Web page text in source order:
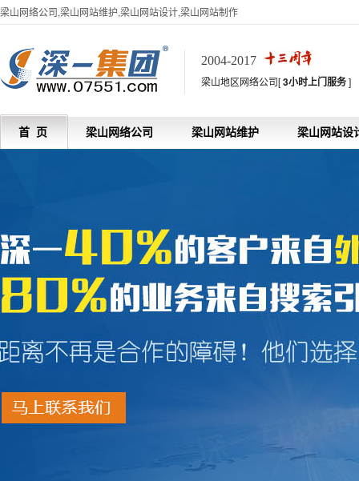
梁山网络公司,梁山网站维护,梁山网站设计,梁山网站制作
2004-2017
梁山地区网络公司[3小时上门服务]
首 页 梁山网络公司 梁山网站维护 梁山网站设